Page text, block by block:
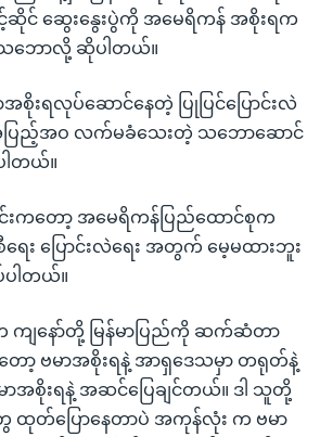
ပွင့်ဆိုင် ဆွေးနွေးပွဲကို အမေရိကန် အစိုးရက
ောလို့ ဆိုပါတယ်။
ာအစိုးရလုပ်ဆောင်နေတဲ့ ပြုပြင်ပြောင်းလဲ
ြည့်အဝ လက်မခံသေးတဲ့ သဘောဆောင်
တယ်။
ဝင်းကတော့ အမေရိကန်ပြည်ထောင်စုက
ရေး ပြောင်းလဲရေး အတွက် မေ့မထားဘူး
ါတယ်။
ကျနော်တို့ မြန်မာပြည်ကို ဆက်ဆံတာ
ာ့ ဗမာအစိုးရနဲ့ အာရှဒေသမှာ တရုတ်နဲ့
အစိုးရနဲ့ အဆင်ပြေချင်တယ်။ ဒါ သူတို့
တ်ပြောနေတာပဲ အကုန်လုံး က ဗမာ